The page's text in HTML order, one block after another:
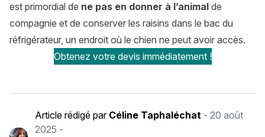
est primordial de ne pas en donner à l’animal de
compagnie et de conserver les raisins dans le bac du
réfrigérateur, un endroit où le chien ne peut avoir accès.
Obtenez votre devis immédiatement !
Article rédigé par Céline Taphaléchat- 20 août
2025 -